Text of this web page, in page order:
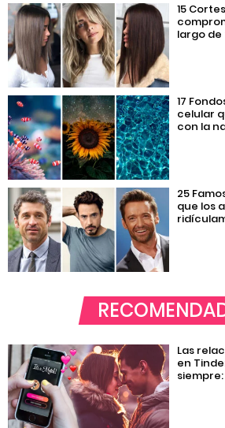
15
largo
17
celular
con la
25
que los
Las
en